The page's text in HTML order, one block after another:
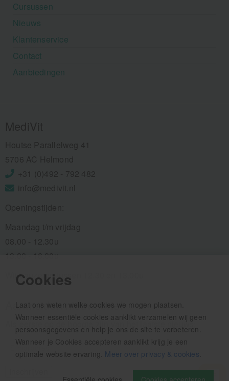
Cookies
Laat ons weten welke cookies we mogen plaatsen.
Wanneer essentiële cookies aanklikt verzamelen wij geen
persoonsgegevens en help je ons de site te verbeteren.
Wanneer je Cookies accepteren aanklikt krijg je een
optimale website ervaring. Meer over privacy & cookies
Cursussen
Nieuws
Klantenservice
Contact
Aanbiedingen
13.00 - 16.00u
Wij pauzeren tussen 12.30 en 13.00u
Aanmelden nieuwsbrief
Als eerste op de hoogte zijn van het laatste nieuws: